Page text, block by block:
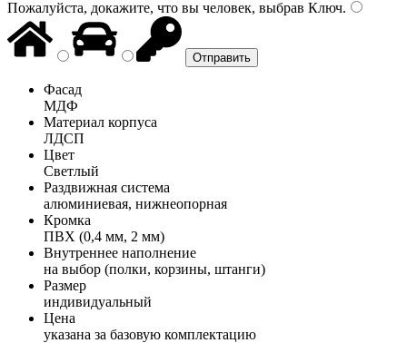
Пожалуйста, докажите, что вы человек, выбрав Ключ.
Фасад
МДФ
Материал корпуса
ЛДСП
Цвет
Светлый
Раздвижная система
алюминиевая, нижнеопорная
Кромка
ПВХ (0,4 мм, 2 мм)
Внутреннее наполнение
на выбор (полки, корзины, штанги)
Размер
индивидуальный
Цена
указана за базовую комплектацию